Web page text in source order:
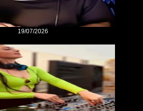
19/07/2026